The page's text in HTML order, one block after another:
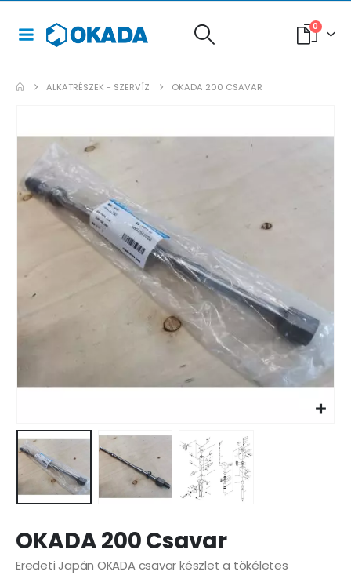
0
ALKATRÉSZEK - SZERVÍZ OKADA 200 CSAVAR
OKADA 200 Csavar
Eredeti Japán OKADA csavar készlet a tökéletes